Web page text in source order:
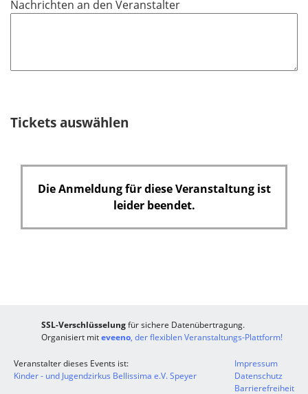
l
Nachrichten an den Veranstalter
Tickets auswählen
Die Anmeldung für diese Veranstaltung ist
leider beendet.
SSL-Verschlüsselungfür sichere Datenübertragung.
Organisiert miteveeno, der flexiblen Veranstaltungs-Plattform!
Veranstalter dieses Events ist:
Kinder - und Jugendzirkus Bellissima e.V. Speyer
Impressum
Datenschutz
Barrierefreiheit